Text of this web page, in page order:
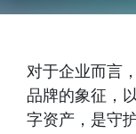
对于企业而言
品牌的象征，
字资产，是守